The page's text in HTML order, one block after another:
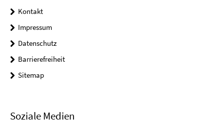
Kontakt
Impressum
Datenschutz
Barrierefreiheit
Sitemap
Soziale Medien